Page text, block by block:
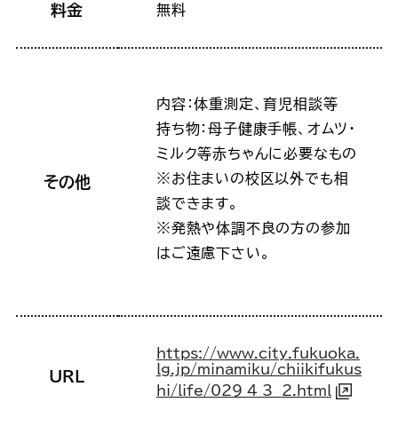
料金 無料
その他
内容：体重測定、育児相談等
持ち物：母子健康手帳、オムツ・
ミルク等赤ちゃんに必要なもの
※お住まいの校区以外でも相
談できます。
※発熱や体調不良の方の参加
はご遠慮下さい。
URL
https://www.city.fukuoka.
lg.jp/minamiku/chiikifukus
hi/life/029_4_3__2.html